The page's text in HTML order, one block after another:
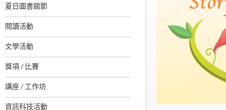
夏日圖書館節
閱讀活動
文學活動
獎項 / 比賽
講座 / 工作坊
資訊科技活動